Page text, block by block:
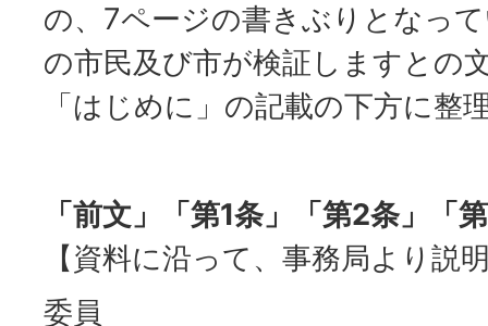
の、7ページの書きぶりとなっ
の市民及び市が検証しますとの
「はじめに」の記載の下方に整
「前文」「第1条」「第2条」「
【資料に沿って、事務局より説
委員